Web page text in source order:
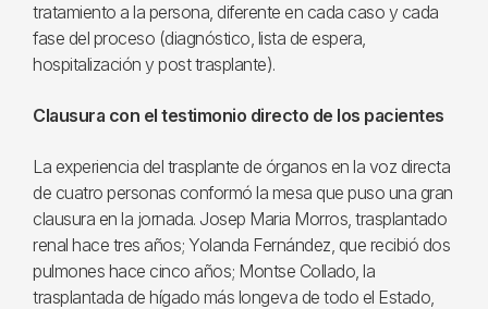
tratamiento a la persona, diferente en cada caso y cada
fase del proceso (diagnóstico, lista de espera,
hospitalización y post trasplante).
Clausura con el testimonio directo de los pacientes
La experiencia del trasplante de órganos en la voz directa
de cuatro personas conformó la mesa que puso una gran
clausura en la jornada. Josep Maria Morros, trasplantado
renal hace tres años; Yolanda Fernández, que recibió dos
pulmones hace cinco años; Montse Collado, la
trasplantada de hígado más longeva de todo el Estado,